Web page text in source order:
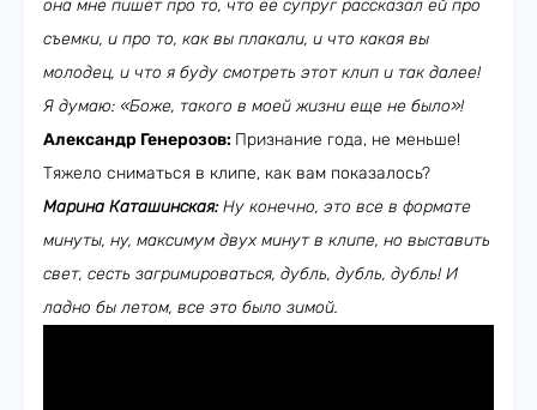
она мне пишет про то, что ее супруг рассказал ей про
съемки, и про то, как вы плакали, и что какая вы
молодец, и что я буду смотреть этот клип и так далее!
Я думаю: «Боже, такого в моей жизни еще не было»!
Александр Генерозов: Признание года, не меньше!
Тяжело сниматься в клипе, как вам показалось?
Марина Каташинская:Ну конечно, это все в формате
минуты, ну, максимум двух минут в клипе, но выставить
свет, сесть загримироваться, дубль, дубль, дубль! И
ладно бы летом, все это было зимой.